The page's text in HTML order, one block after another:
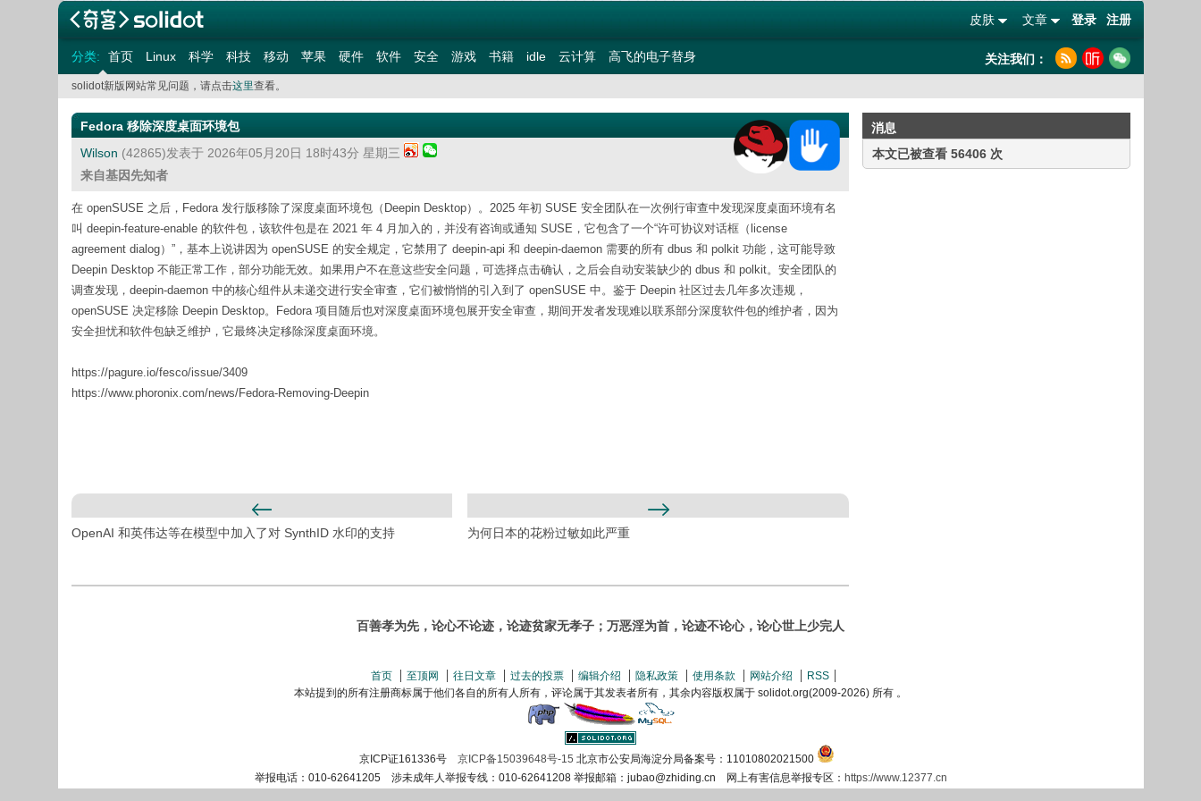
登录 注册
文章
皮肤
分类: 首页 Linux 科学 科技 移动 苹果 硬件 软件 安全 游戏 书籍 idle 云计算 高飞的电子替身 关注我们：
solidot新版网站常见问题，请点击这里查看。
消息
本文已被查看 56406 次
Fedora 移除深度桌面环境包
Wilson (42865)发表于 2026年05月20日 18时43分 星期三
来自基因先知者
在 openSUSE 之后，Fedora 发行版移除了深度桌面环境包（Deepin Desktop）。2025 年初 SUSE 安全团队在一次例行审查中发现深度桌面环境有名
叫 deepin-feature-enable 的软件包，该软件包是在 2021 年 4 月加入的，并没有咨询或通知 SUSE，它包含了一个“许可协议对话框（license
agreement dialog）”，基本上说讲因为 openSUSE 的安全规定，它禁用了 deepin-api 和 deepin-daemon 需要的所有 dbus 和 polkit 功能，这可能导致
Deepin Desktop 不能正常工作，部分功能无效。如果用户不在意这些安全问题，可选择点击确认，之后会自动安装缺少的 dbus 和 polkit。安全团队的
调查发现，deepin-daemon 中的核心组件从未递交进行安全审查，它们被悄悄的引入到了 openSUSE 中。鉴于 Deepin 社区过去几年多次违规，
openSUSE 决定移除 Deepin Desktop。Fedora 项目随后也对深度桌面环境包展开安全审查，期间开发者发现难以联系部分深度软件包的维护者，因为
安全担忧和软件包缺乏维护，它最终决定移除深度桌面环境。
https://pagure.io/fesco/issue/3409
https://www.phoronix.com/news/Fedora-Removing-Deepin
OpenAI 和英伟达等在模型中加入了对 SynthID 水印的支持 为何日本的花粉过敏如此严重
百善孝为先，论心不论迹，论迹贫家无孝子；万恶淫为首，论迹不论心，论心世上少完人
首页 至顶网 往日文章 过去的投票 编辑介绍 隐私政策 使用条款 网站介绍
RSS
本站提到的所有注册商标属于他们各自的所有人所有，评论属于其发表者所有，其余内容版权属于 solidot.org(2009-2026) 所有 。
京ICP证161336号 京ICP备15039648号-15 北京市公安局海淀分局备案号：11010802021500
举报电话：010-62641205 涉未成年人举报专线：010-62641208 举报邮箱：jubao@zhiding.cn 网上有害信息举报专区： https://www.12377.cn